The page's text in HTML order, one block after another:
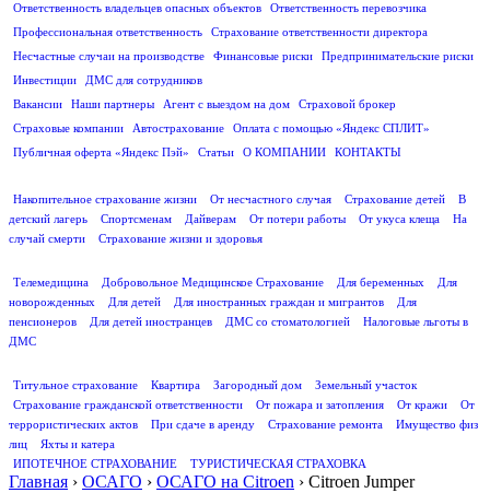
Ответственность владельцев опасных объектов
Ответственность перевозчика
Профессиональная ответственность
Страхование ответственности директора
Несчастные случаи на производстве
Финансовые риски
Предпринимательские риски
Инвестиции
ДМС для сотрудников
Вакансии
Наши партнеры Агент с выездом на дом
Страховой брокер
Страховые компании
Автострахование
Оплата с помощью «Яндекс СПЛИТ»
Публичная оферта «Яндекс Пэй»
Статьи О КОМПАНИИ
КОНТАКТЫ
Накопительное страхование жизни
От несчастного случая Страхование детей
В
детский лагерь
Спортсменам Дайверам От потери работы От укуса клеща
На
случай смерти
Страхование жизни и здоровья
Телемедицина
Добровольное Медицинское Страхование Для беременных
Для
новорожденных
Для детей Для иностранных граждан и мигрантов
Для
пенсионеров
Для детей иностранцев ДМС со стоматологией
Налоговые льготы в
ДМС
Титульное страхование
Квартира Загородный дом
Земельный участок
Страхование гражданской ответственности
От пожара и затопления От кражи
От
террористических актов
При сдаче в аренду Страхование ремонта
Имущество физ
лиц
Яхты и катера
ИПОТЕЧНОЕ СТРАХОВАНИЕ
ТУРИСТИЧЕСКАЯ СТРАХОВКА
Главная › ОСАГО › ОСАГО на Citroen › Citroen Jumper